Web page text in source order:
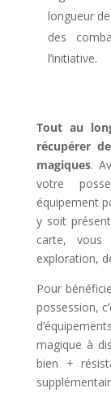
longueur
des
l’initiative.
Tout au
récupérer
magiques.
votre
équipement
y soit
carte,
exploration,
Pour
possession,
magique à
bien +